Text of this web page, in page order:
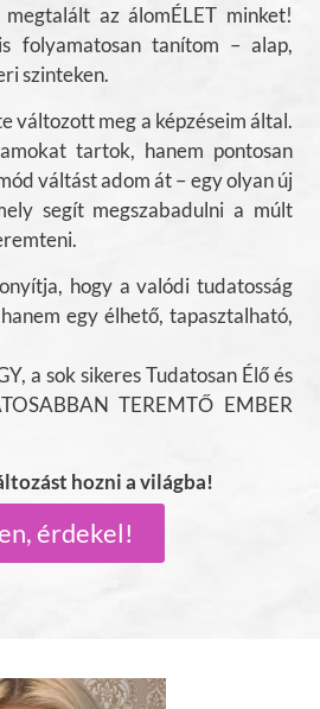
érdekel!
megtalált az álomÉLET minket!
folyamatosan tanítom – alap,
szinteken.
változott meg a képzéseim által.
tartok, hanem pontosan
váltást adom át – egy olyan új
segít megszabadulni a múlt
hogy a valódi tudatosság
egy élhető, tapasztalható,
a sok sikeres Tudatosan Élő és
TEREMTŐ EMBER
hozni a világba!